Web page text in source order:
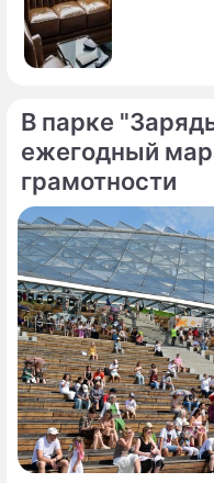
В парке
ежегодный
грамотности